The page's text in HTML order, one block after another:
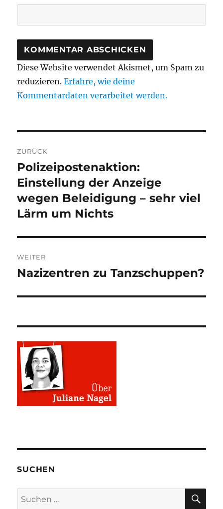
Diese Website verwendet Akismet, um Spam zu
reduzieren.Erfahre, wie deine
Kommentardaten verarbeitet werden.
ZURÜCK
Vorheriger
Beitrag:
Polizeipostenaktion:
Einstellung der Anzeige
wegen Beleidigung – sehr viel
Lärm um Nichts
WEITER
Nächster
Nazizentren zu Tanzschuppen?
SUCHEN
Suchen